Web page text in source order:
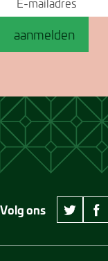
aanmelden
Volg ons
twitter